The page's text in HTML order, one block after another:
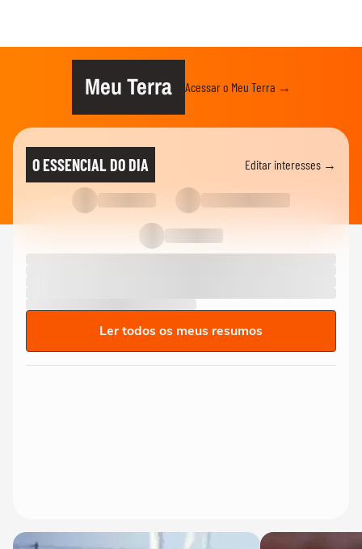
Meu Terra Acessar o Meu Terra →
O ESSENCIAL DO DIA Editar interesses →
Ler todos os meus resumos